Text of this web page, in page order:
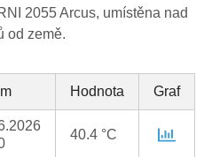
2055 Arcus, umístěna nad
od země.
Hodnota Graf
40.4 °C